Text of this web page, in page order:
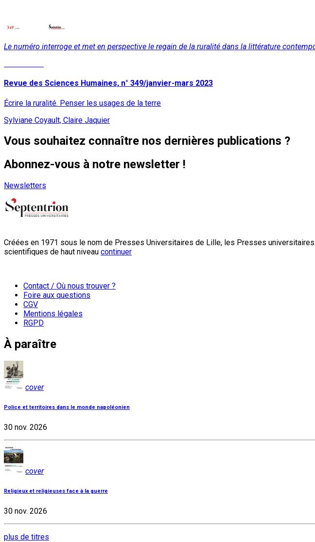
Le numéro interroge et met en perspective le regain de la ruralité dans la littérature
Revue des Sciences Humaines, n° 349/janvier-mars 2023
Écrire la ruralité. Penser les usages de la terre
Sylviane Coyault, Claire Jaquier
Vous souhaitez connaître nos dernières publications ?
Abonnez-vous à notre newsletter !
Newsletters
Créées en 1971 sous le nom de Presses Universitaires de Lille, les Presses
scientifiques de haut niveau continuer
Contact / Où nous trouver ?
Foire aux questions
CGV
Mentions légales
RGPD
À paraître
cover
Police et territoires dans le monde napoléonien
30 nov. 2026
cover
Religieux et religieuses face à la guerre
30 nov. 2026
plus de titres